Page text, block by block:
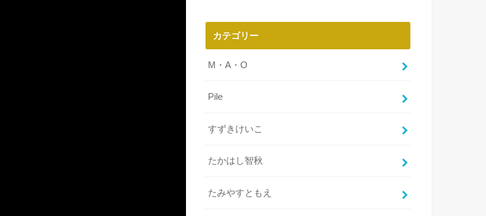
カテゴリー
M・A・O
Pile
すずきけいこ
たかはし智秋
たみやすともえ